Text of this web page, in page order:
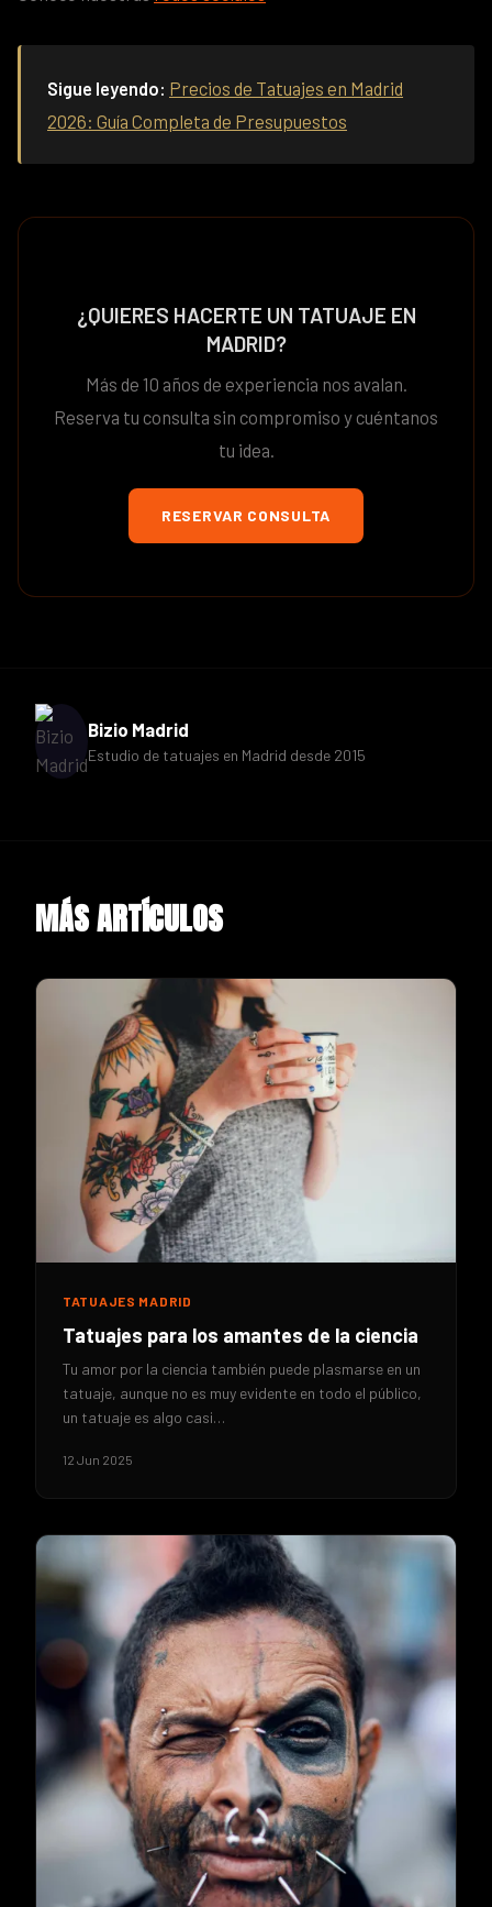
Sigue leyendo: Precios de Tatuajes en Madrid
2026: Guía Completa de Presupuestos
¿QUIERES HACERTE UN TATUAJE EN
MADRID?
Más de 10 años de experiencia nos avalan.
Reserva tu consulta sin compromiso y cuéntanos
tu idea.
RESERVAR CONSULTA
Bizio Madrid
Estudio de tatuajes en Madrid desde 2015
MÁS ARTÍCULOS
TATUAJES MADRID
Tatuajes para los amantes de la ciencia
Tu amor por la ciencia también puede plasmarse en un
tatuaje, aunque no es muy evidente en todo el público,
un tatuaje es algo casi…
12 Jun 2025